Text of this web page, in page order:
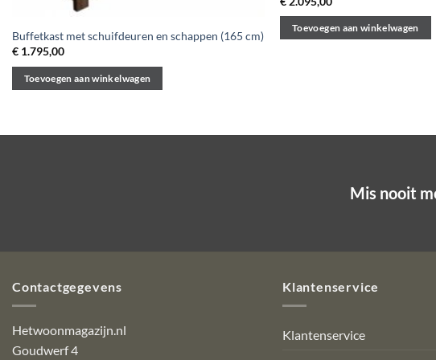
Buffetkast met schuifdeuren en schappen (165 cm)
€1.795,00
Toevoegen aan winkelwagen
Toevoegen aan winkelwagen
Mis nooit
Contactgegevens
Hetwoonmagazijn.nl
Goudwerf 4
Klantenservice
Klantenservice